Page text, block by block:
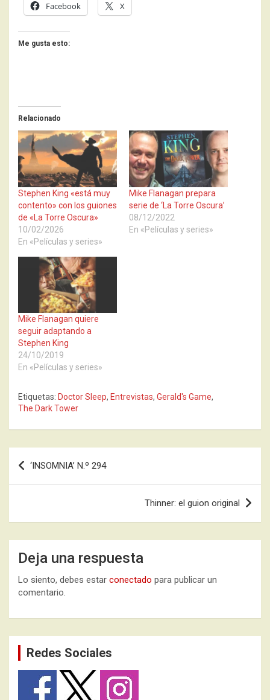
Facebook X
Me gusta esto:
Relacionado
Stephen King «está muy
contento» con los guiones
de «La Torre Oscura»
10/02/2026
En «Películas y series»
Mike Flanagan prepara
serie de ‘La Torre Oscura’
08/12/2022
En «Películas y series»
Mike Flanagan quiere
seguir adaptando a
Stephen King
24/10/2019
En «Películas y series»
Etiquetas: Doctor Sleep, Entrevistas, Gerald's Game,
The Dark Tower
Navegación
de
‘INSOMNIA’ N.º 294
Thinner: el guion original
Deja una respuesta
Lo siento, debes estar conectado para publicar un
comentario.
Redes Sociales